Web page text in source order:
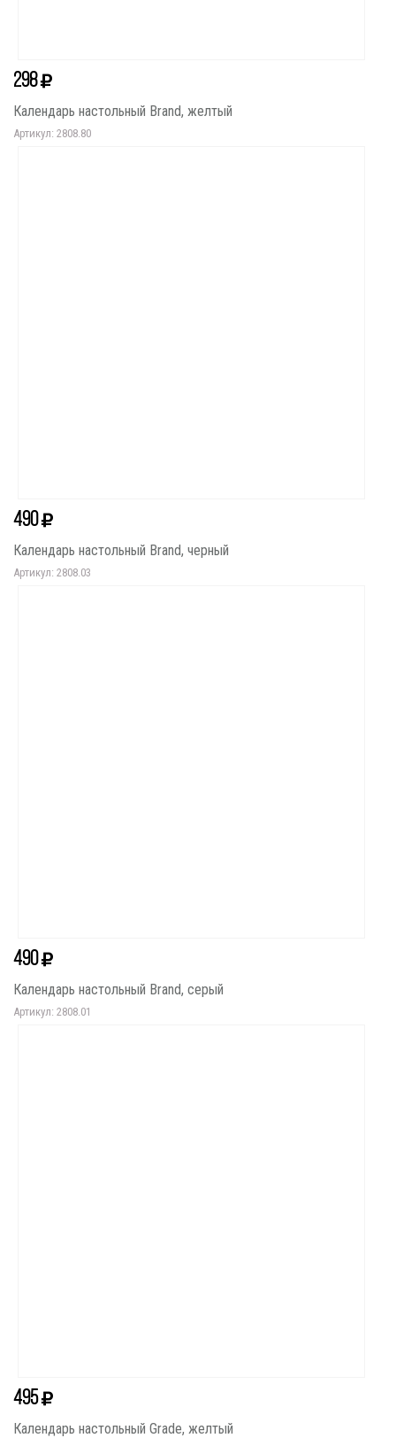
298
Календарь настольный Brand, желтый
Артикул: 2808.80
490
Календарь настольный Brand, черный
Артикул: 2808.03
490
Календарь настольный Brand, серый
Артикул: 2808.01
495
Календарь настольный Grade, желтый